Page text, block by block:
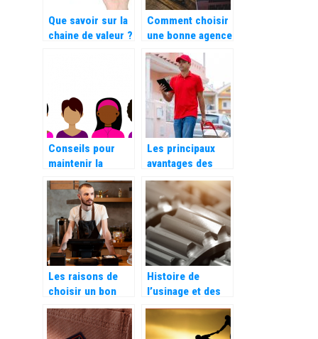
Que savoir sur la
chaine de valeur ?
Comment choisir
une bonne agence
SEO ?
Conseils pour
maintenir la
réputation d’une
entreprise
Les principaux
avantages des
chariots de
manutention
Les raisons de
choisir un bon
système de point
de vente (POS)
Histoire de
l’usinage et des
machines-outils